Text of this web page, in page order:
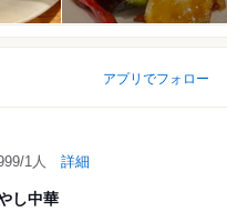
アプリでフォロー
1人 詳細
し中華